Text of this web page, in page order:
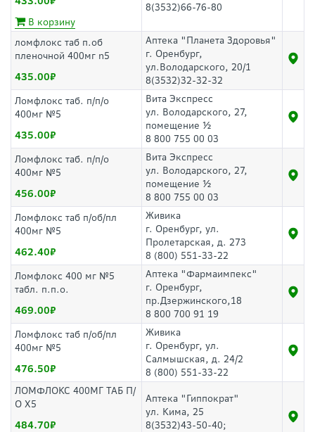
В корзину
8(3532)66-76-80
ломфлокс таб п.об
пленочной 400мг n5
435.00
Аптека "Планета Здоровья"
г. Оренбург,
ул.Володарского, 20/1
8(3532)32-32-32
Ломфлокс таб. п/п/о
400мг №5
435.00
Вита Экспресс
ул. Володарского, 27,
помещение ½
8 800 755 00 03
Ломфлокс таб. п/п/о
400мг №5
456.00
Вита Экспресс
ул. Володарского, 27,
помещение ½
8 800 755 00 03
Ломфлокс таб п/об/пл
400мг №5
462.40
Живика
г. Оренбург, ул.
Пролетарская, д. 273
8 (800) 551-33-22
Ломфлокс 400 мг №5
табл. п.п.о.
469.00
Аптека "Фармаимпекс"
г. Оренбург,
пр.Дзержинского,18
8 800 700 91 19
Ломфлокс таб п/об/пл
400мг №5
476.50
Живика
г. Оренбург, ул.
Салмышская, д. 24/2
8 (800) 551-33-22
ЛОМФЛОКС 400МГ ТАБ П/
О Х5
484.70
Аптека "Гиппократ"
ул. Кима, 25
8(3532)43-50-40;